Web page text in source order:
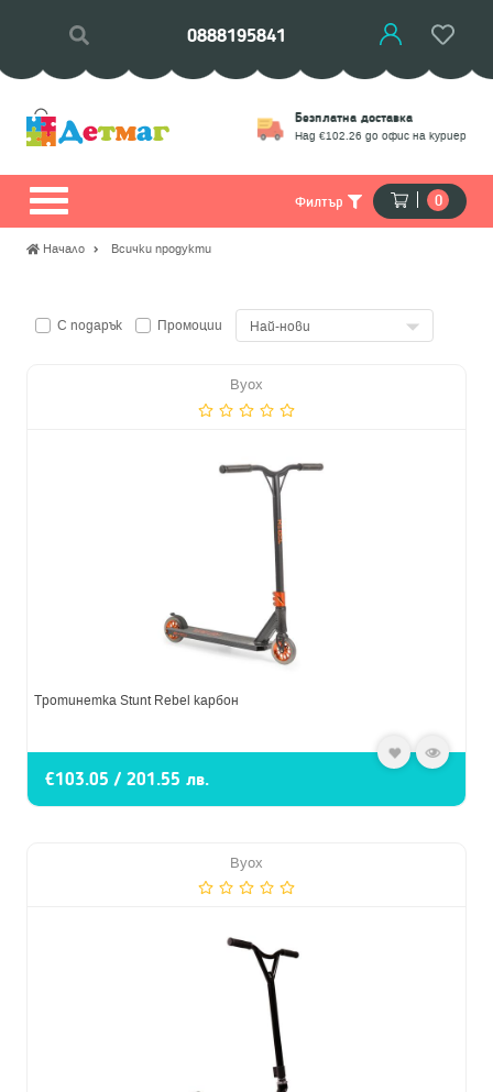
0888195841
Замяна на стоки
Безплатна доставка
Над €102.26 до офис на куриер
Филтър 0
Начало Всички продукти
С подарък Промоции
Byox
Тротинетка Stunt Rebel карбон
€103.05 / 201.55 лв.
Byox